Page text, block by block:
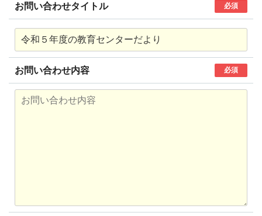
お問い合わせタイトル 必須
お問い合わせ内容 必須